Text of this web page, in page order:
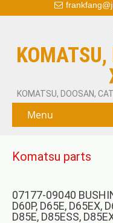
KOMATSU,
KOMATSU, DOOSAN,
Menu
Komatsu parts
07177-09040
D60P, D65E, D65EX,
D85E, D85ESS,